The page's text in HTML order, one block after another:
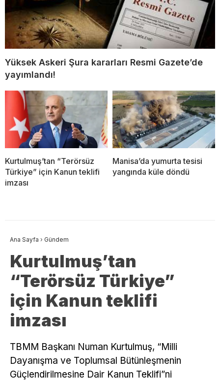
Yüksek Askeri Şura kararları Resmi Gazete’de
yayımlandı!
Kurtulmuş’tan “Terörsüz
Türkiye” için Kanun teklifi
imzası
Manisa’da yumurta tesisi
yangında küle döndü
Ana Sayfa › Gündem
Kurtulmuş’tan
“Terörsüz Türkiye”
için Kanun teklifi
imzası
TBMM Başkanı Numan Kurtulmuş, “Milli
Dayanışma ve Toplumsal Bütünleşmenin
Güçlendirilmesine Dair Kanun Teklifi”ni